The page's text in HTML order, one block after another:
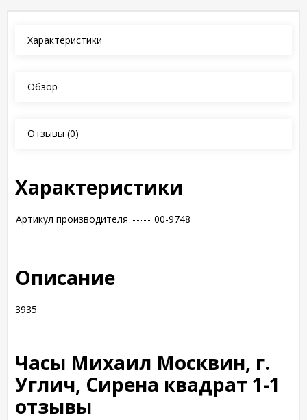
Характеристики
Обзор
Отзывы (0)
Характеристики
Артикул производителя 00-9748
Описание
3935
Часы Михаил Москвин, г.
Углич, Сирена квадрат 1-1
отзывы